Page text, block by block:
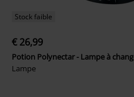
Stock faible
€ 26,99
Potion Polynectar - Lampe à
Lampe